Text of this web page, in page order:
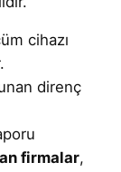
cihazı
direnç
firmalar,